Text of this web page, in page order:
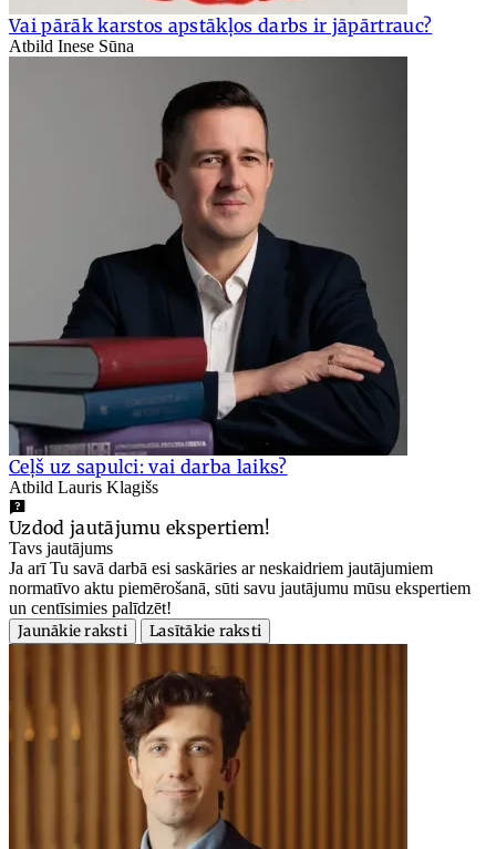
Vai pārāk karstos apstākļos darbs ir jāpārtrauc?
Atbild Inese Sūna
Ceļš uz sapulci: vai darba laiks?
Atbild Lauris Klagišs
Uzdod jautājumu ekspertiem!
Tavs jautājums
Ja arī Tu savā darbā esi saskāries ar neskaidriem jautājumiem
normatīvo aktu piemērošanā, sūti savu jautājumu mūsu ekspertiem
un centīsimies palīdzēt!
Jaunākie raksti
Lasītākie raksti